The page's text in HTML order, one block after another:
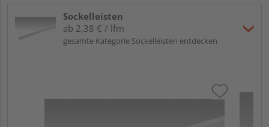
Sockelleisten
ab 2,38 € / lfm
gesamte Kategorie Sockelleisten entdecken